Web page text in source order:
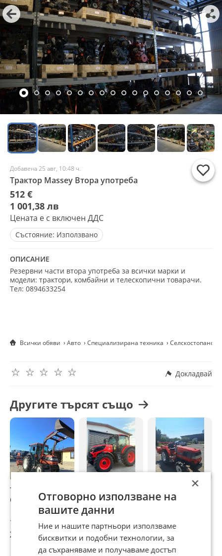
Добавена 25 авг, 10:48 ч.
Трактор Massey Втора употреба
512 €
1 001,38 лв
Цената е с включен ДДС
Състояние: Използвано
ОПИСАНИЕ
Резервни части втора употреба за всички марки и
модели: трактори, комбайни и телескопични товарачи.
Тел: 0894633254
Всички обяви Авто Специализирана техника Селскостопанска
☆
☆
☆
☆
☆ Докладвай
Другите търсят също
Трактор Kubota
GL32
14 400 €
28 163,95 лв
Deere Kioti HX1400
140кс. 2021
36 500 €
71 387,80 лв
6 500 €
12 712,90 лв
×
Отговорно използване на
вашите данни
Ние и нашите партньори използваме
бисквитки и подобни технологии, за
да съхраняваме и получаваме достъп